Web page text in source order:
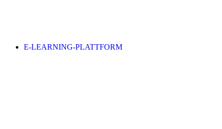
E-LEARNING-PLATTFORM